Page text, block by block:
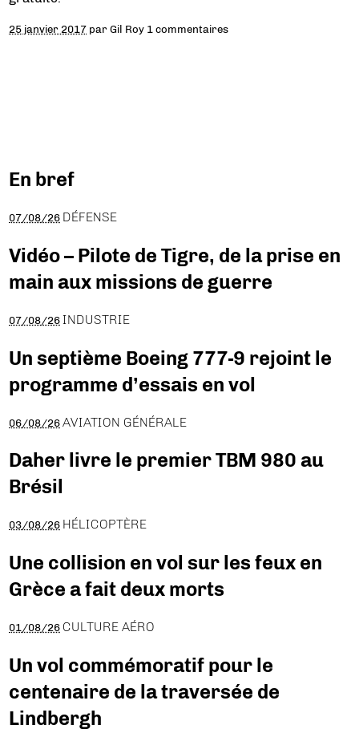
25 janvier 2017 parGil Roy 1 commentaires
En bref
07/08/26 DÉFENSE
Vidéo – Pilote de Tigre, de la prise en
main aux missions de guerre
07/08/26 INDUSTRIE
Un septième Boeing 777-9 rejoint le
programme d’essais en vol
06/08/26 AVIATION GÉNÉRALE
Daher livre le premier TBM 980 au
Brésil
03/08/26 HÉLICOPTÈRE
Une collision en vol sur les feux en
Grèce a fait deux morts
01/08/26 CULTURE AÉRO
Un vol commémoratif pour le
centenaire de la traversée de
Lindbergh